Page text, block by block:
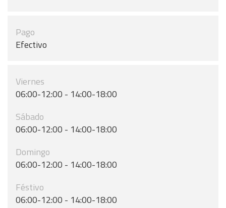
Pago
Efectivo
Viernes
06:00-12:00 - 14:00-18:00
Sábado
06:00-12:00 - 14:00-18:00
Domingo
06:00-12:00 - 14:00-18:00
Féstivo
06:00-12:00 - 14:00-18:00